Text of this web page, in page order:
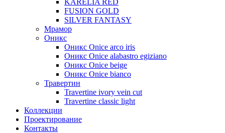
KARELIA RED
FUSION GOLD
SILVER FANTASY
Мрамор
Оникс
Оникс Onice arco iris
Оникс Onice alabastro egiziano
Оникс Onice beige
Оникс Onice bianco
Травертин
Travertine ivory vein cut
Travertine classic light
Коллекции
Проектирование
Контакты